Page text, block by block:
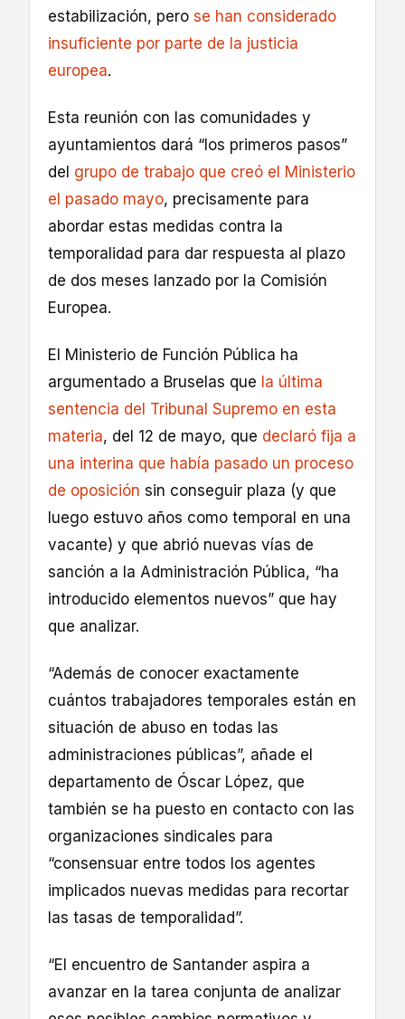
estabilización, pero se han considerado
insuficiente por parte de la justicia
europea.
Esta reunión con las comunidades y
ayuntamientos dará “los primeros pasos”
del grupo de trabajo que creó el Ministerio
el pasado mayo, precisamente para
abordar estas medidas contra la
temporalidad para dar respuesta al plazo
de dos meses lanzado por la Comisión
Europea.
El Ministerio de Función Pública ha
argumentado a Bruselas que la última
sentencia del Tribunal Supremo en esta
materia, del 12 de mayo, que declaró fija a
una interina que había pasado un proceso
de oposición sin conseguir plaza (y que
luego estuvo años como temporal en una
vacante) y que abrió nuevas vías de
sanción a la Administración Pública, “ha
introducido elementos nuevos” que hay
que analizar.
“Además de conocer exactamente
cuántos trabajadores temporales están en
situación de abuso en todas las
administraciones públicas”, añade el
departamento de Óscar López, que
también se ha puesto en contacto con las
organizaciones sindicales para
“consensuar entre todos los agentes
implicados nuevas medidas para recortar
las tasas de temporalidad”.
“El encuentro de Santander aspira a
avanzar en la tarea conjunta de analizar